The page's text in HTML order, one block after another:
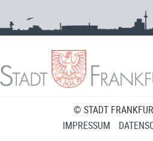
© STADT
IMPRESSUM